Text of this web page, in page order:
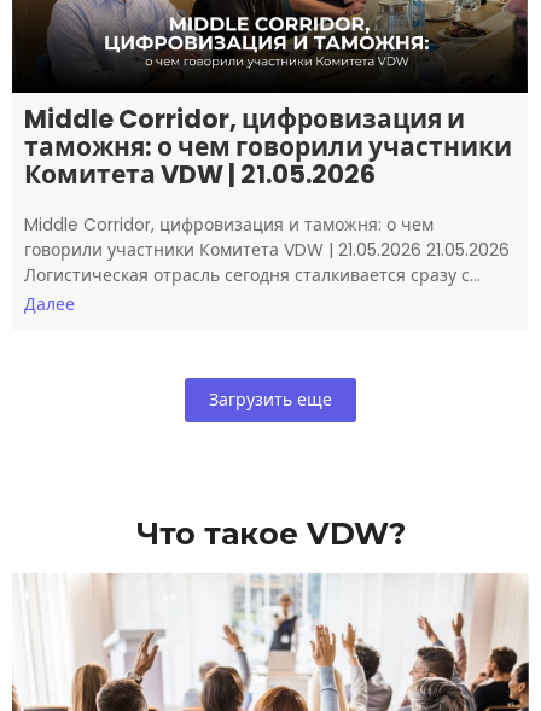
Middle Corridor, цифровизация и
таможня: о чем говорили участники
Комитета VDW | 21.05.2026
Middle Corridor, цифровизация и таможня: о чем
говорили участники Комитета VDW | 21.05.2026 21.05.2026
Логистическая отрасль сегодня сталкивается сразу с…
Далее
Загрузить еще
Что такое VDW?